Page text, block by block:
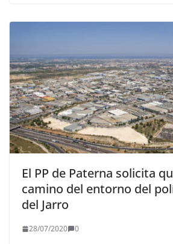
El PP de Paterna solicita
camino del entorno del
del Jarro
28/07/2020 0